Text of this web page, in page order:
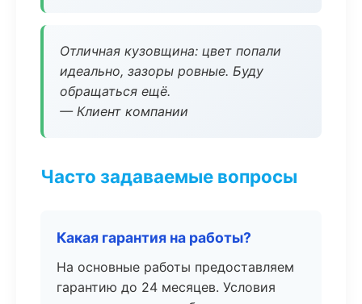
Отличная кузовщина: цвет попали
идеально, зазоры ровные. Буду
обращаться ещё.
— Клиент компании
Часто задаваемые вопросы
Какая гарантия на работы?
На основные работы предоставляем
гарантию до 24 месяцев. Условия